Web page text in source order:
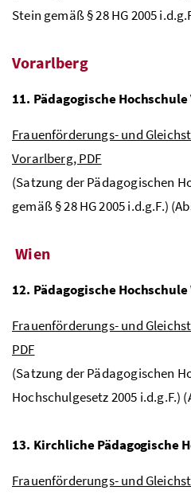
Stein gemäß § 28 HG 2005
Vorarlberg
11. Pädagogische
Frauenförderungs- und
Vorarlberg, PDF
(Satzung der Pädagogischen
gemäß § 28 HG 2005i.d.g.F.)
Wien
12. Pädagogische Hochschule
Frauenförderungs- und
PDF
(Satzung der Pädagogischen
Hochschulgesetz 2005 i.d.g.F.)
13. Kirchliche Pädagogische
Frauenförderungs- und